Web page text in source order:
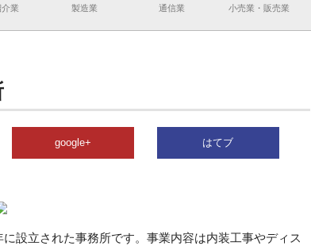
介業 製造業 通信業 小売業・販売業
google+ はてブ
に設立された事務所です。事業内容は内装工事やディス